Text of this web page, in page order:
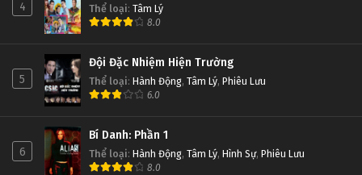
4 Thể loại: Tâm Lý
8.0
5
Đội Đặc Nhiệm Hiện Trường
Thể loại: Hành Động, Tâm Lý, Phiêu Lưu
6.0
6
Bí Danh: Phần 1
Thể loại: Hành Động, Tâm Lý, Hình Sự, Phiêu Lưu
8.0